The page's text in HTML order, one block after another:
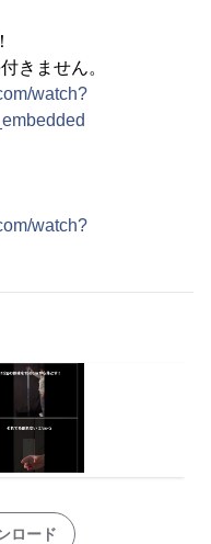
きません。
watch?
watch?
ロード